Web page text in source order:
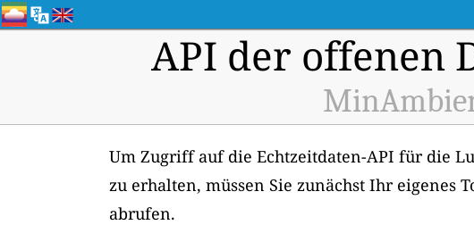
API der offenen
Um Zugriff auf die Echtzeitdaten-API für die
zu erhalten, müssen Sie zunächst Ihr eigenes
abrufen.